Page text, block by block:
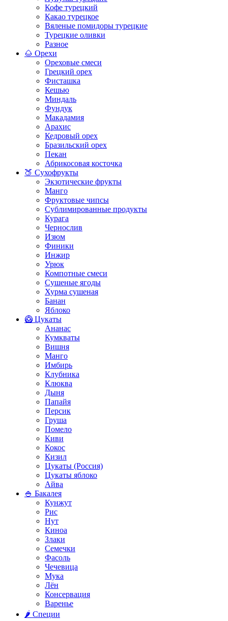
Кофе турецкий
Какао турецкое
Вяленые помидоры турецкие
Турецкие оливки
Разное
🌰 Орехи
Ореховые смеси
Грецкий орех
Фисташка
Кешью
Миндаль
Фундук
Макадамия
Арахис
Кедровый орех
Бразильский орех
Пекан
Абрикосовая косточка
🍑 Сухофрукты
Экзотические фрукты
Манго
Фруктовые чипсы
Сублимированные продукты
Курага
Чернослив
Изюм
Финики
Инжир
Урюк
Компотные смеси
Сушеные ягоды
Хурма сушеная
Банан
Яблоко
🥝 Цукаты
Ананас
Кумкваты
Вишня
Манго
Имбирь
Клубника
Клюква
Дыня
Папайя
Персик
Груша
Помело
Киви
Кокос
Кизил
Цукаты (Россия)
Цукаты яблоко
Айва
🍚 Бакалея
Кунжут
Рис
Нут
Киноа
Злаки
Семечки
Фасоль
Чечевица
Мука
Лён
Консервация
Варенье
🌶️ Специи